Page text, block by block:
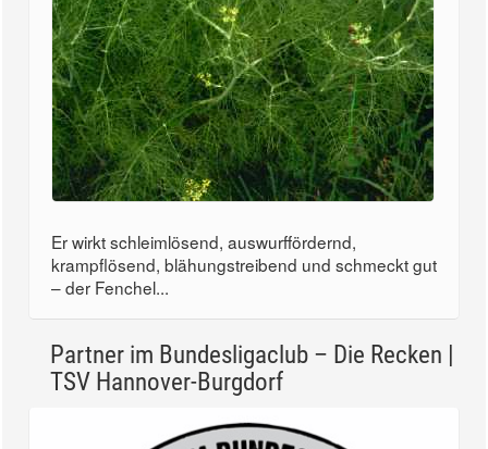
Er wirkt schleimlösend, auswurffördernd,
krampflösend, blähungstreibend und schmeckt gut
– der Fenchel...
Partner im Bundesligaclub – Die Recken |
TSV Hannover-Burgdorf